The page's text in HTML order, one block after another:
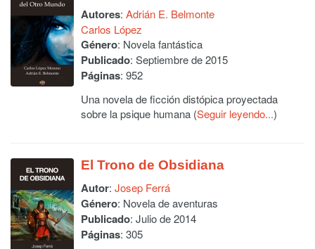
Autores: Adrián E. Belmonte
Carlos López
Género: Novela fantástica
Publicado: Septiembre de 2015
Páginas: 952
Una novela de ficción distópica proyectada
sobre la psique humana (Seguir leyendo...)
El Trono de Obsidiana
Autor: Josep Ferrá
Género: Novela de aventuras
Publicado: Julio de 2014
Páginas: 305